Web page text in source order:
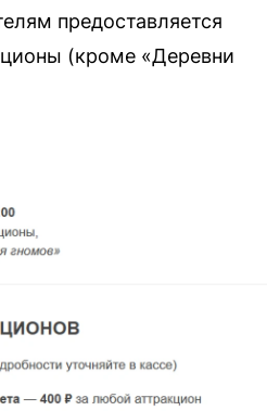
предоставляется
(кроме «Деревни